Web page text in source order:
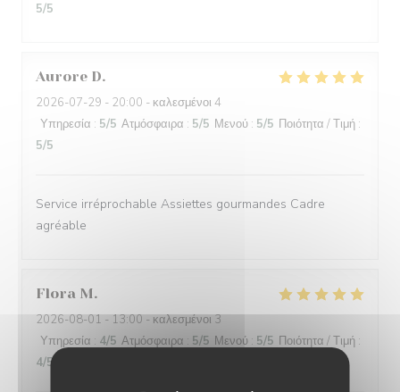
5/5
Aurore D
2026-07-29 - 20:00 - καλεσμένοι 4
Υπηρεσία : 5/5 Ατμόσφαιρα : 5/5 Μενού : 5/5 Ποιότητα / Τιμή :
5/5
Service irréprochable Assiettes gourmandes Cadre
agréable
Flora M
2026-08-01- 13:00 - καλεσμένοι 3
Υπηρεσία : 4/5 Ατμόσφαιρα : 5/5 Μενού : 5/5 Ποιότητα / Τιμή :
4/5